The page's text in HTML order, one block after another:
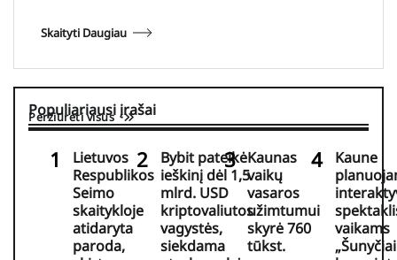
Skaityti Daugiau
Populiariausi įrašai
Peržiūrėti visus
Lietuvos
Respublikos
Seimo
skaitykloje
atidaryta
paroda,
Bybit pateikė
ieškinį dėl 1,5
mlrd. USD
kriptovaliutos
vagystės,
siekdama
Kaunas
vaikų
vasaros
užimtumui
skyrė 760
tūkst.
Kaune
vaikams
„Šunyčiai